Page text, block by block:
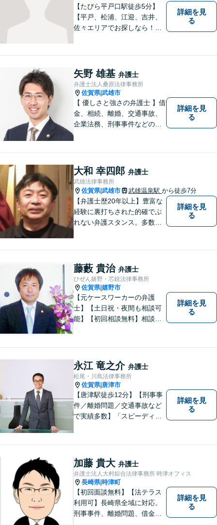
【たびら平戸口駅徒歩5分】
【平戸、松浦、江迎、吉井、
佐々エリアでお探しなら！】
ど、相談しやすい環境完備◎
地域の皆様のために活動する
弁護士。【駐車場あり】
詳細を見
る
矢野 雄基 弁護士
弁護士法人桑原法律事務所
佐賀県|武雄市
【 優しさと強さの弁護士 】借
金、相続、離婚、交通事故、
企業法務、刑事事件などのご
チーム体制による迅速で最適
なリーガルサービスを提供い
たします。
詳細を見
る
大和 幸四郎 弁護士
武雄法律事務所
佐賀県|武雄市 武雄温泉駅 から徒歩7分
【弁護士歴20年以上】豊富な
経験に裏打ちされた的確でぶ
れない弁護スタンス。多数の
法書士などとも連携しワンス
トップで解決。難事件には他
弁護士と協力も。元調停委
員。
詳細を見
る
藤藪 貴治 弁護士
ひぜん嬉野・芯鋭法律事務所
佐賀県|嬉野市
【元ケースワーカーの弁護
士】【土日祝・夜間も相談可
能】【初回相談無料】相談者
します。相続／離婚・男女問
題／交通事故／債務整理／労
働問題など幅広く対応可能で
す。
詳細を見
る
永江 竜之介 弁護士
松尾・川島法律事務所
佐賀県| 唐津市
【唐津駅徒歩12分】【刑事事
件／離婚問題／交通事故など
で実績多数】「スピーディで
合わせながらどのような解決
が望ましいのかを共に考えま
す。ぜひお気軽にご相談くだ
さい！【プライバシー完備】
詳細を見
る
加藤 貴大 弁護士
弁護士法人大村綜合法律事務所 時津オフィス
長崎県|時津町
【初回面談無料】【法テラス
利用可】長崎県全域に対応。
刑事事件、離婚問題、借金・
詳細を見
る